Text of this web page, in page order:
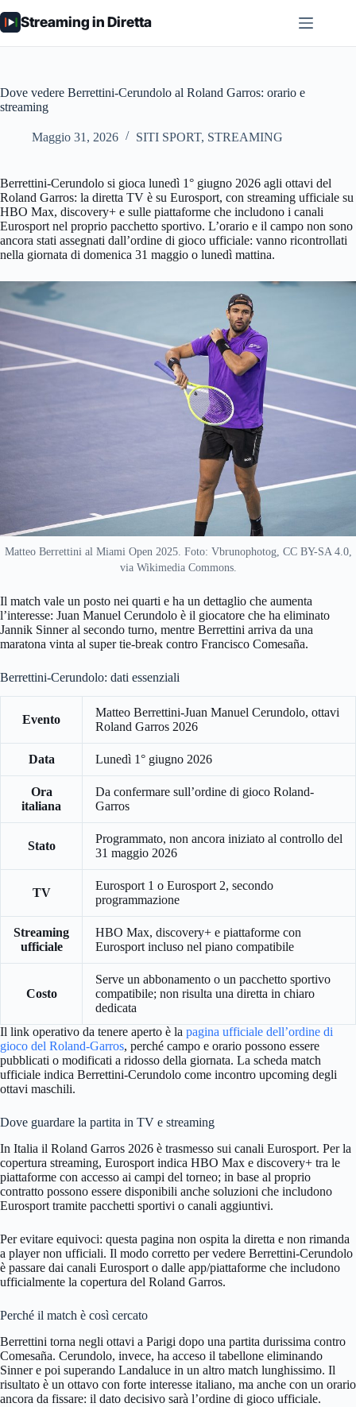
al
contenuto
Streaming in Diretta
Dove vedere Berrettini-Cerundolo al Roland Garros: orario e
streaming
Maggio 31, 2026 SITI SPORT, STREAMING
Berrettini-Cerundolo si gioca lunedì 1° giugno 2026 agli ottavi del
Roland Garros: la diretta TV è su Eurosport, con streaming ufficiale su
HBO Max, discovery+ e sulle piattaforme che includono i canali
Eurosport nel proprio pacchetto sportivo. L’orario e il campo non sono
ancora stati assegnati dall’ordine di gioco ufficiale: vanno ricontrollati
nella giornata di domenica 31 maggio o lunedì mattina.
Matteo Berrettini al Miami Open 2025. Foto: Vbrunophotog, CC BY-SA 4.0,
via Wikimedia Commons.
Il match vale un posto nei quarti e ha un dettaglio che aumenta
l’interesse: Juan Manuel Cerundolo è il giocatore che ha eliminato
Jannik Sinner al secondo turno, mentre Berrettini arriva da una
maratona vinta al super tie-break contro Francisco Comesaña.
Berrettini-Cerundolo: dati essenziali
Evento
Matteo Berrettini-Juan Manuel Cerundolo, ottavi
Roland Garros 2026
Data Lunedì 1° giugno 2026
Ora
italiana
Da confermare sull’ordine di gioco Roland-
Garros
Stato
Programmato, non ancora iniziato al controllo del
31 maggio 2026
TV
Eurosport 1 o Eurosport 2, secondo
programmazione
Streaming
ufficiale
HBO Max, discovery+ e piattaforme con
Eurosport incluso nel piano compatibile
Costo
Serve un abbonamento o un pacchetto sportivo
compatibile; non risulta una diretta in chiaro
dedicata
Il link operativo da tenere aperto è la pagina ufficiale dell’ordine di
gioco del Roland-Garros, perché campo e orario possono essere
pubblicati o modificati a ridosso della giornata. La scheda match
ufficiale indica Berrettini-Cerundolo come incontro upcoming degli
ottavi maschili.
Dove guardare la partita in TV e streaming
In Italia il Roland Garros 2026 è trasmesso sui canali Eurosport. Per la
copertura streaming, Eurosport indica HBO Max e discovery+ tra le
piattaforme con accesso ai campi del torneo; in base al proprio
contratto possono essere disponibili anche soluzioni che includono
Eurosport tramite pacchetti sportivi o canali aggiuntivi.
Per evitare equivoci: questa pagina non ospita la diretta e non rimanda
a player non ufficiali. Il modo corretto per vedere Berrettini-Cerundolo
è passare dai canali Eurosport o dalle app/piattaforme che includono
ufficialmente la copertura del Roland Garros.
Perché il match è così cercato
Berrettini torna negli ottavi a Parigi dopo una partita durissima contro
Comesaña. Cerundolo, invece, ha acceso il tabellone eliminando
Sinner e poi superando Landaluce in un altro match lunghissimo. Il
risultato è un ottavo con forte interesse italiano, ma anche con un orario
ancora da fissare: il dato decisivo sarà l’ordine di gioco ufficiale.